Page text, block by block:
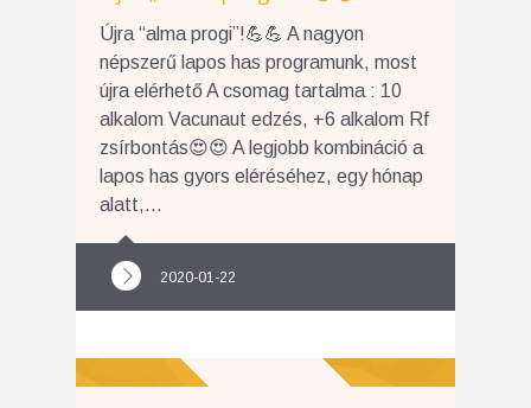
Újra “alma progi”!💪💪 A nagyon
népszerű lapos has programunk, most
újra elérhető A csomag tartalma : 10
alkalom Vacunaut edzés, +6 alkalom Rf
zsírbontás😍😍 A legjobb kombináció a
lapos has gyors eléréséhez, egy hónap
alatt,...
2020-01-22